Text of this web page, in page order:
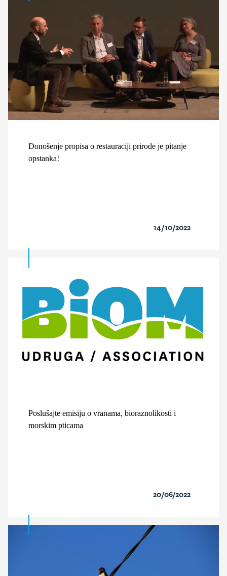
Donošenje propisa o restauraciji prirode je pitanje
opstanka!
14/10/2022
Poslušajte emisiju o vranama, bioraznolikosti i
morskim pticama
20/06/2022